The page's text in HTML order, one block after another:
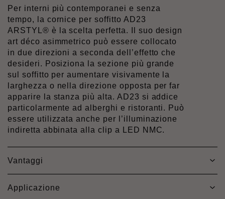
Per interni più contemporanei e senza
tempo, la cornice per soffitto AD23
ARSTYL® è la scelta perfetta. Il suo design
art déco asimmetrico può essere collocato
in due direzioni a seconda dell’effetto che
desideri. Posiziona la sezione più grande
sul soffitto per aumentare visivamente la
larghezza o nella direzione opposta per far
apparire la stanza più alta. AD23 si addice
particolarmente ad alberghi e ristoranti. Può
essere utilizzata anche per l’illuminazione
indiretta abbinata alla clip a LED NMC.
Vantaggi
Applicazione